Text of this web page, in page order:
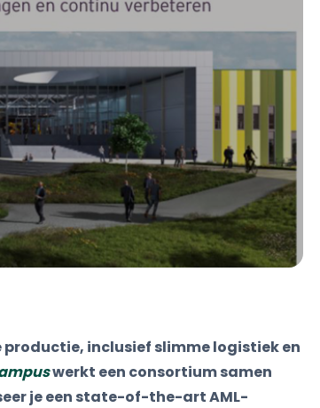
productie, inclusief slimme logistiek en
werkt een consortium samen
je een state-of-the-art AML-